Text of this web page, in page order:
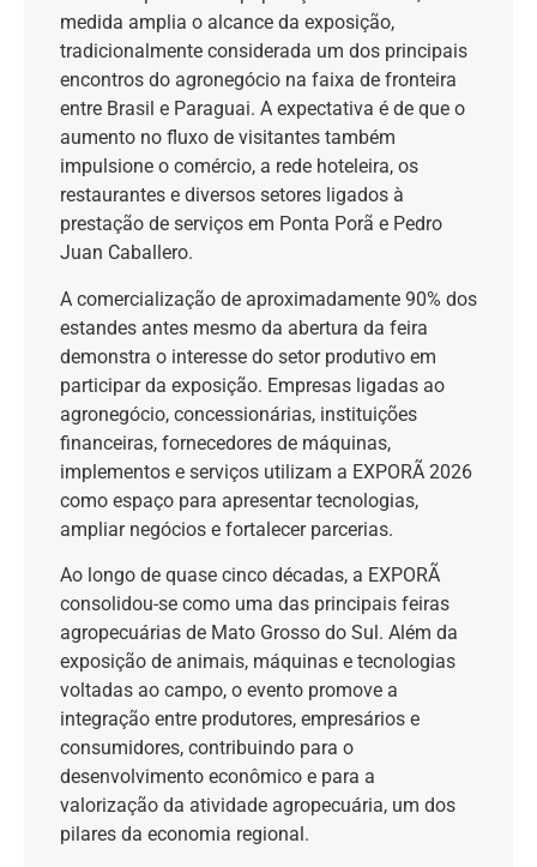
medida amplia o alcance da exposição,
tradicionalmente considerada um dos principais
encontros do agronegócio na faixa de fronteira
entre Brasil e Paraguai. A expectativa é de que o
aumento no fluxo de visitantes também
impulsione o comércio, a rede hoteleira, os
restaurantes e diversos setores ligados à
prestação de serviços em Ponta Porã e Pedro
Juan Caballero.
A comercialização de aproximadamente 90% dos
estandes antes mesmo da abertura da feira
demonstra o interesse do setor produtivo em
participar da exposição. Empresas ligadas ao
agronegócio, concessionárias, instituições
financeiras, fornecedores de máquinas,
implementos e serviços utilizam a EXPORÃ 2026
como espaço para apresentar tecnologias,
ampliar negócios e fortalecer parcerias.
Ao longo de quase cinco décadas, a EXPORÃ
consolidou-se como uma das principais feiras
agropecuárias de Mato Grosso do Sul. Além da
exposição de animais, máquinas e tecnologias
voltadas ao campo, o evento promove a
integração entre produtores, empresários e
consumidores, contribuindo para o
desenvolvimento econômico e para a
valorização da atividade agropecuária, um dos
pilares da economia regional.